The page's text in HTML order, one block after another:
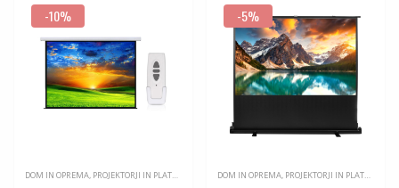
-10%
DOM IN OPREMA PROJEKTORJI IN PLATNA
-5%
DOM IN OPREMA PROJEKTORJI IN PLATNA